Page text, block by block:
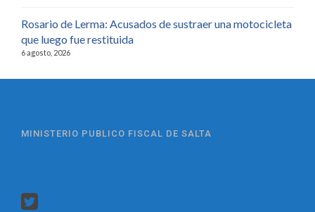
Rosario de Lerma: Acusados de sustraer una motocicleta
que luego fue restituida
6 agosto, 2026
MINISTERIO PUBLICO FISCAL DE SALTA